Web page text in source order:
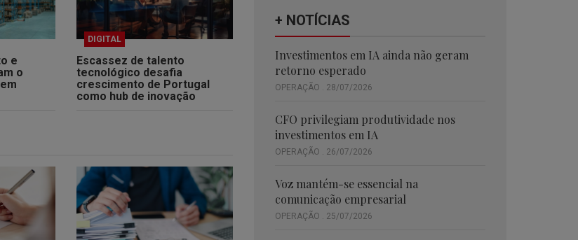
e
o
DIGITAL
Escassez de talento
tecnológico desafia
crescimento de Portugal
como hub de inovação
+ NOTÍCIAS
Investimentos em IA ainda não geram
retorno esperado
OPERAÇÃO . 28/07/2026
CFO privilegiam produtividade nos
investimentos em IA
OPERAÇÃO . 26/07/2026
Voz mantém-se essencial na
comunicação empresarial
OPERAÇÃO . 25/07/2026